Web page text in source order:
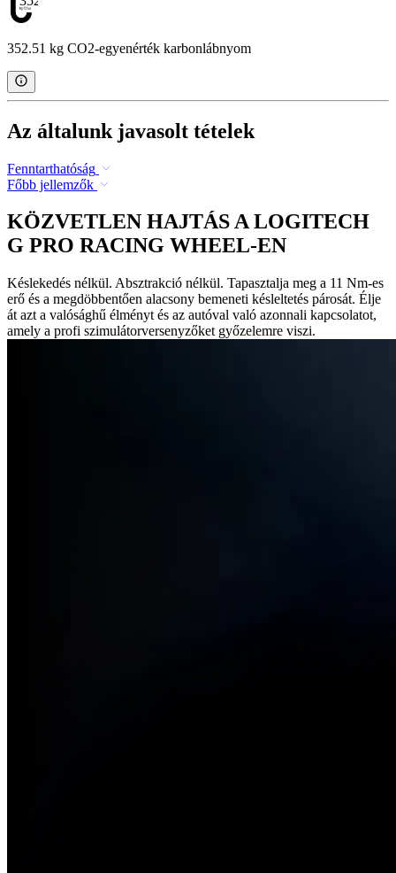
352.51 kg CO2-egyenérték karbonlábnyom
Az általunk javasolt tételek
Fenntarthatóság
Főbb jellemzők
KÖZVETLEN HAJTÁS A LOGITECH
G PRO RACING WHEEL-EN
Késlekedés nélkül. Absztrakció nélkül. Tapasztalja meg a 11 Nm-es
erő és a megdöbbentően alacsony bemeneti késleltetés párosát. Élje
át azt a valósághű élményt és az autóval való azonnali kapcsolatot,
amely a profi szimulátorversenyzőket győzelemre viszi.